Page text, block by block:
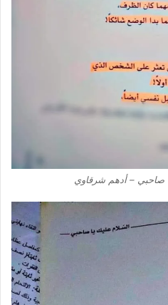
صاحبي – أدهم شرقاوي